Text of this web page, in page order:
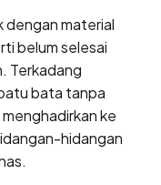
dengan material
belum selesai
Terkadang
bata tanpa
ke
hidangan